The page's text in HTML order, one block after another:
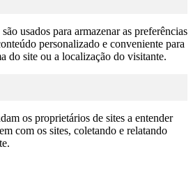
usados para armazenar as preferências
personalizado e conveniente para
do site ou a localização do visitante.
os proprietários de sites a entender
com os sites, coletando e relatando